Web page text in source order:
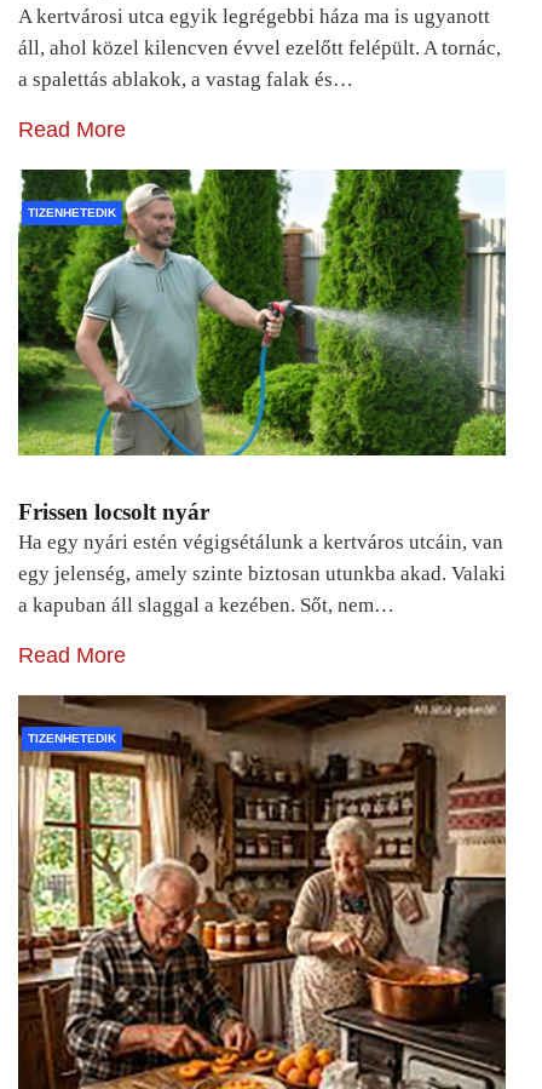
A kertvárosi utca egyik legrégebbi háza ma is ugyanott
áll, ahol közel kilencven évvel ezelőtt felépült. A tornác,
a spalettás ablakok, a vastag falak és…
Read More
TIZENHETEDIK
Frissen locsolt nyár
Ha egy nyári estén végigsétálunk a kertváros utcáin, van
egy jelenség, amely szinte biztosan utunkba akad. Valaki
a kapuban áll slaggal a kezében. Sőt, nem…
Read More
TIZENHETEDIK